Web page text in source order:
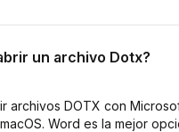
un archivo Dotx?
archivos DOTX con
Word es la mejor